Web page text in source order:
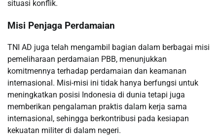
situasi konflik.
Misi Penjaga Perdamaian
TNI AD juga telah mengambil bagian dalam berbagai misi
pemeliharaan perdamaian PBB, menunjukkan
komitmennya terhadap perdamaian dan keamanan
internasional. Misi-misi ini tidak hanya berfungsi untuk
meningkatkan posisi Indonesia di dunia tetapi juga
memberikan pengalaman praktis dalam kerja sama
internasional, sehingga berkontribusi pada kesiapan
kekuatan militer di dalam negeri.